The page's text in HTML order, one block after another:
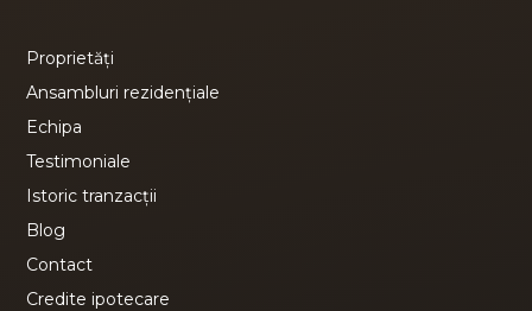
Proprietăți
Ansambluri rezidențiale
Echipa
Testimoniale
Istoric tranzacții
Blog
Contact
Credite ipotecare